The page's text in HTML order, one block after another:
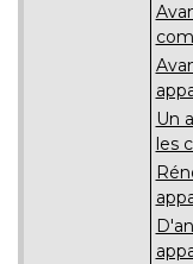
Un
les